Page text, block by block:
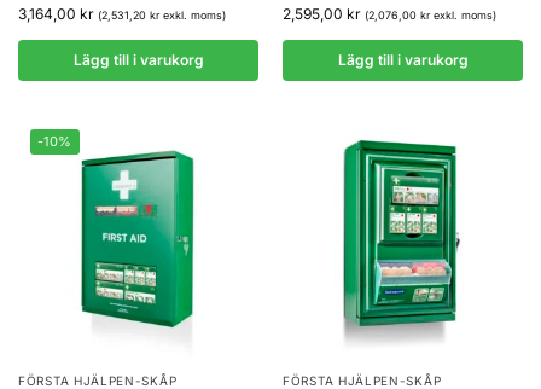
3,164,00 kr (2,531,20 krexkl. moms)
Lägg till i varukorg
2,595,00 kr (2,076,00 krexkl. moms)
Lägg till i varukorg
-10%
FÖRSTA HJÄLPEN-SKÅP FÖRSTA HJÄLPEN-SKÅP